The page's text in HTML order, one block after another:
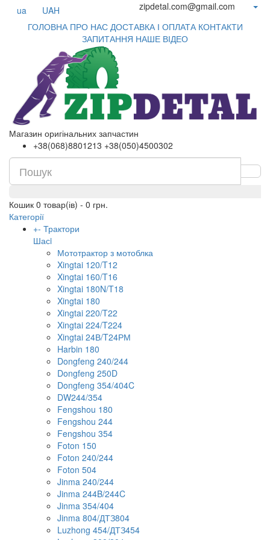
ua UAH
zipdetal.com@gmail.com
ГОЛОВНА ПРО НАС ДОСТАВКА І ОПЛАТА КОНТАКТИ
ЗАПИТАННЯ НАШЕ ВІДЕО
Магазин оригінальних запчастин
+38(068)8801213 +38(050)4500302
Кошик 0 товар(ів) - 0 грн.
Категорії
+- Трактори
Шасi
Мототрактор з мотоблка
Xingtai 120/T12
Xingtai 160/T16
Xingtai 180N/T18
Xingtai 180
Xingtai 220/T22
Xingtai 224/T224
Xingtai 24В/T24РМ
Harbin 180
Dongfeng 240/244
Dongfeng 250D
Dongfeng 354/404C
DW244/354
Fengshou 180
Fengshou 244
Fengshou 354
Foton 150
Foton 240/244
Foton 504
Jinma 240/244
Jinma 244B/244C
Jinma 354/404
Jinma 804/ДТЗ804
Luzhong 454/ДТЗ454